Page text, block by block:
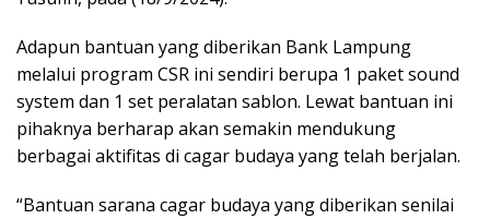
Adapun bantuan yang diberikan Bank Lampung
melalui program CSR ini sendiri berupa 1 paket sound
system dan 1 set peralatan sablon. Lewat bantuan ini
pihaknya berharap akan semakin mendukung
berbagai aktifitas di cagar budaya yang telah berjalan.
“Bantuan sarana cagar budaya yang diberikan senilai